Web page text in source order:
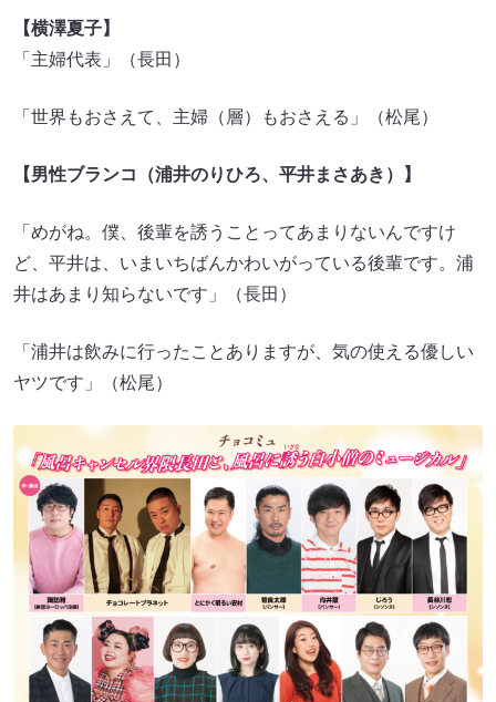
【横澤夏子】
「主婦代表」（長田）
「世界もおさえて、主婦（層）もおさえる」（松尾）
【男性ブランコ（浦井のりひろ、平井まさあき）】
「めがね。僕、後輩を誘うことってあまりないんですけ
ど、平井は、いまいちばんかわいがっている後輩です。浦
井はあまり知らないです」（長田）
「浦井は飲みに行ったことありますが、気の使える優しい
ヤツです」（松尾）